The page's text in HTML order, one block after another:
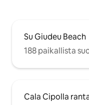
Su Giudeu Beach
188 paikallista
Cala Cipolla